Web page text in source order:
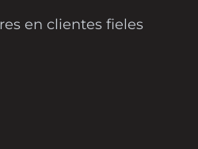
en clientes fieles